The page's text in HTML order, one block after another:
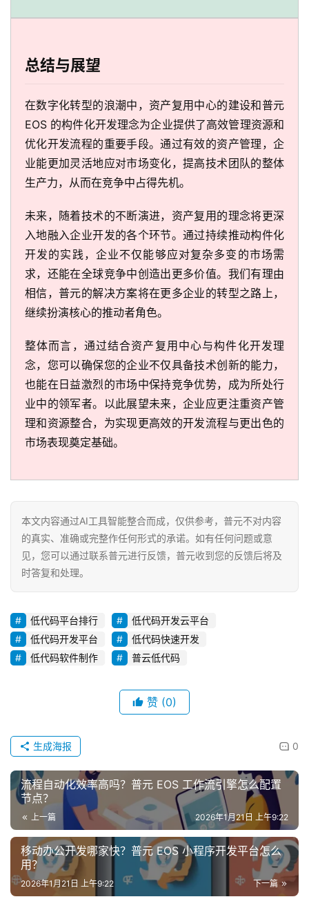
总结与展望
在数字化转型的浪潮中，资产复用中心的建设和普元
EOS 的构件化开发理念为企业提供了高效管理资源和
优化开发流程的重要手段。通过有效的资产管理，企
业能更加灵活地应对市场变化，提高技术团队的整体
生产力，从而在竞争中占得先机。
未来，随着技术的不断演进，资产复用的理念将更深
入地融入企业开发的各个环节。通过持续推动构件化
开发的实践，企业不仅能够应对复杂多变的市场需
求，还能在全球竞争中创造出更多价值。我们有理由
相信，普元的解决方案将在更多企业的转型之路上，
继续扮演核心的推动者角色。
整体而言，通过结合资产复用中心与构件化开发理
念，您可以确保您的企业不仅具备技术创新的能力，
也能在日益激烈的市场中保持竞争优势，成为所处行
业中的领军者。以此展望未来，企业应更注重资产管
理和资源整合，为实现更高效的开发流程与更出色的
市场表现奠定基础。
本文内容通过AI工具智能整合而成，仅供参考，普元不对内容
的真实、准确或完整作任何形式的承诺。如有任何问题或意
见，您可以通过联系普元进行反馈，普元收到您的反馈后将及
时答复和处理。
低代码平台排行
低代码开发云平台
低代码开发平台
低代码快速开发
低代码软件制作
普云低代码
赞 (0)
0
生成海报
流程自动化效率高吗？普元 EOS 工作流引擎怎么配置
节点？
上一篇 2026年1月21日 上午9:22
移动办公开发哪家快？普元 EOS 小程序开发平台怎么
用？
下一篇
2026年1月21日 上午9:22